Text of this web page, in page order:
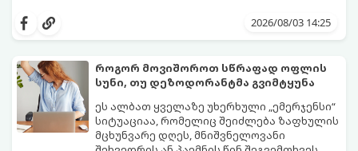
გამონაყარი, კანის გაღიზიანება და
კანის ჯანმრთელობისთვის - ტრადიციული
2026/08/03 14:25
როგორ მოვიშოროთ სწრაფად ოფლის
სუნი, თუ დეზოდორანტმა გვიმტყუნა
ეს ალბათ ყველაზე უხერხული „ემერჯენსი“
სიტუაციაა, რომელიც შეიძლება ზაფხულის
მცხუნვარე დღეს, მნიშვნელოვანი